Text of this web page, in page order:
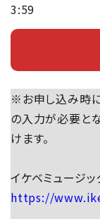
3:59
※お申し込み時
の入力が必要と
けます。
イケベミュージ
https://